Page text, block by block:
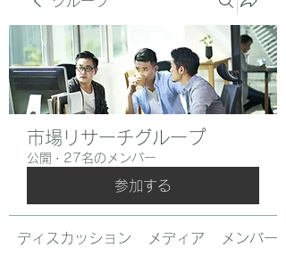
市場リサーチグループ
公開 · 27名のメンバー
参加する
ディスカッション メディア メンバー